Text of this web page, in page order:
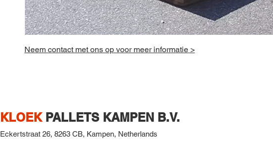
Neem contact met ons op voor meer informatie >
KLOEK PALLETS KAMPEN B.V.
Eckertstraat 26, 8263 CB, Kampen, Netherlands